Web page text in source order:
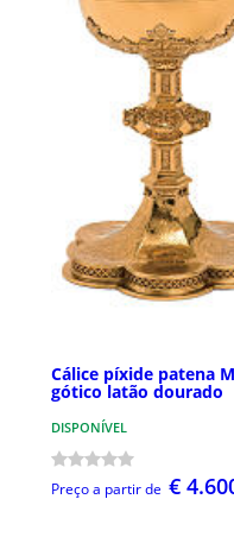
Cálice píxide patena
gótico latão dourado
DISPONÍVEL
Preço a partir de €